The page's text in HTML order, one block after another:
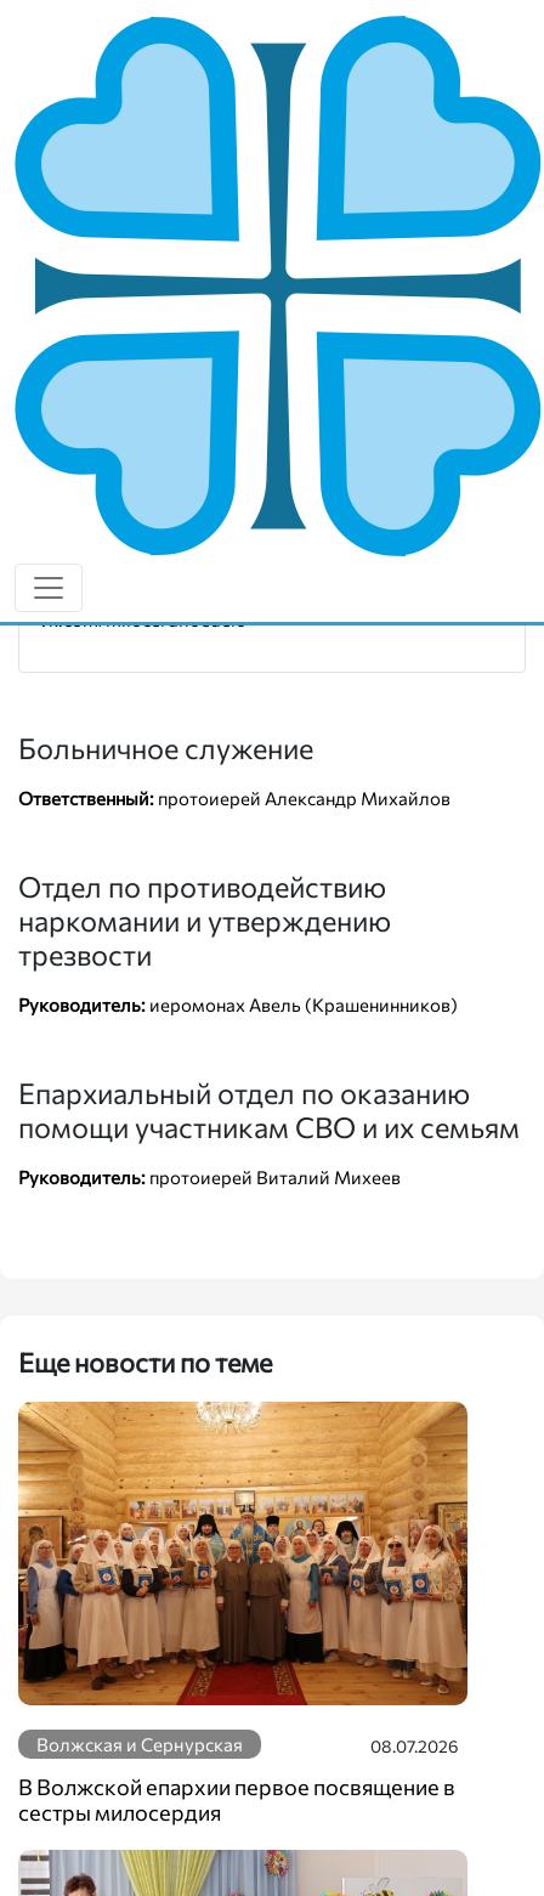
ВОЛЖСКАЯ И СЕРНУРСКАЯ
ГЛАВНАЯ МИТРОПОЛИИ ВОЛЖСКАЯ И СЕРНУРСКАЯ
Епархией управляет епископ Волжский и
Сернунский Феофан
ОСНОВНЫЕ НАПРАВЛЕНИЯ
РАБОТЫ
Социальное служение
Социальный отдел епархии
Руководитель:
8 (927) 456-89-56
vk.com/milocerdnoedelo
Больничное служение
Ответственный: протоиерей Александр Михайлов
Отдел по противодействию
наркомании и утверждению
трезвости
Руководитель: иеромонах Авель (Крашенинников)
Епархиальный отдел по оказанию
помощи участникам СВО и их семьям
Руководитель: протоиерей Виталий Михеев
Еще новости по теме
Волжская и Сернурская 08.07.2026
В Волжской епархии первое посвящение в
сестры милосердия